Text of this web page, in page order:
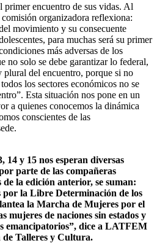
primer encuentro de sus vidas. Al
organizadora reflexiona:
movimiento y su consecuente
para muchas será su primer
más adversas de los
no solo se debe garantizar lo federal,
plural del encuentro, porque si no
los sectores económicos no se
Esta situación nos pone en un
a quienes conocemos la dinámica
conscientes de las
14 y 15 nos esperan diversas
parte de las compañeras
la edición anterior, se suman:
la Libre Determinación de los
la Marcha de Mujeres por el
mujeres de naciones sin estados y
emancipatorios”, dice a LATFEM
de Talleres y Cultura.